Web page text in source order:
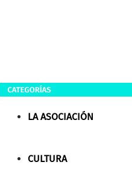
LA ASOCIACIÓN
CULTURA